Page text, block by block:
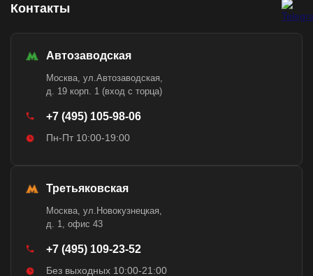
Контакты
Автозаводская
Москва, ул.Автозаводская,
д. 19 корп. 1 (вход с торца)
+7 (495) 105-98-06
Пн-Пт 10:00-19:00
Третьяковская
Москва, ул.Новокузнецкая,
д. 1, офис 43
+7 (495) 109-23-52
Без выходных 10:00-21:00